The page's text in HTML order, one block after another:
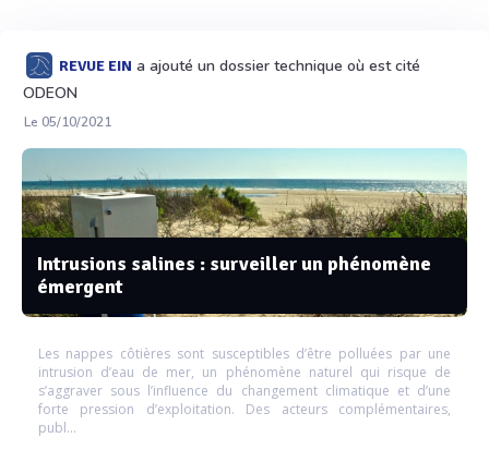
REVUE EIN a ajouté un dossier technique où est cité
ODEON
Le 05/10/2021
Intrusions salines : surveiller un phénomène
émergent
Les nappes côtières sont susceptibles d’être polluées par une
intrusion d’eau de mer, un phénomène naturel qui risque de
s’aggraver sous l’influence du changement climatique et d’une
forte pression d’exploitation. Des acteurs complémentaires,
publ...